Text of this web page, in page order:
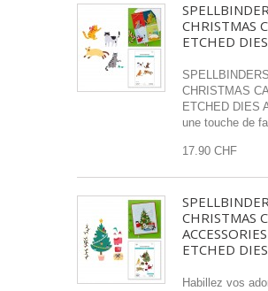
CHRISTMAS
ETCHED DIES
SPELLBINDERS
CHRISTMAS
ETCHED DIES
une touche de
17.90 CHF
CHRISTMAS
ACCESSORIES
ETCHED DIES
Habillez vos